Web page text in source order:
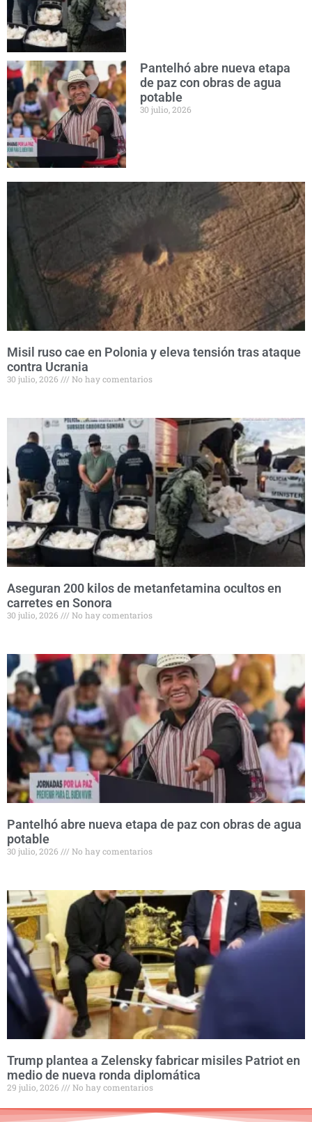
Pantelhó abre nueva etapa
de paz con obras de agua
potable
30 julio, 2026
Misil ruso cae en Polonia y eleva tensión tras ataque
contra Ucrania
30 julio, 2026 No hay comentarios
Aseguran 200 kilos de metanfetamina ocultos en
carretes en Sonora
30 julio, 2026 No hay comentarios
Pantelhó abre nueva etapa de paz con obras de agua
potable
30 julio, 2026 No hay comentarios
Trump plantea a Zelensky fabricar misiles Patriot en
medio de nueva ronda diplomática
29 julio, 2026 No hay comentarios